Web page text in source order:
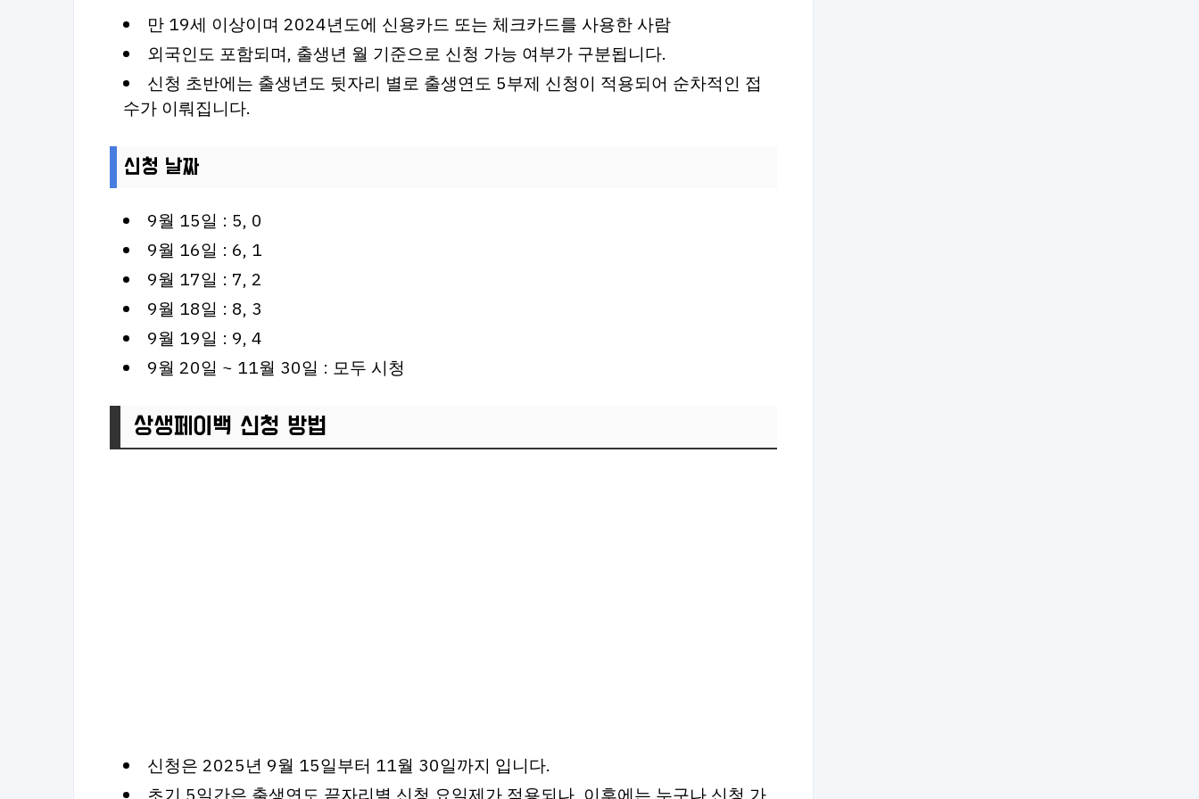
만 19세 이상이며 2024년도에 신용카드 또는 체크카드를 사용한 사람
외국인도 포함되며, 출생년 월 기준으로 신청 가능 여부가 구분됩니다.
신청 초반에는 출생년도 뒷자리 별로 출생연도 5부제 신청이 적용되어 순차적인 접
수가 이뤄집니다.
신청 날짜
9월 15일 : 5, 0
9월 16일 : 6, 1
9월 17일 : 7, 2
9월 18일 : 8, 3
9월 19일 : 9, 4
9월 20일 ~ 11월 30일 : 모두 시청
상생페이백 신청 방법
신청은 2025년 9월 15일부터 11월 30일까지 입니다.
초기 5일간은 출생연도 끝자리별 신청 요일제가 적용되나, 이후에는 누구나 신청 가